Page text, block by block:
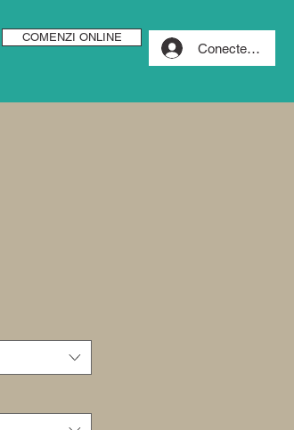
COMENZI ONLINE
Conectează-te